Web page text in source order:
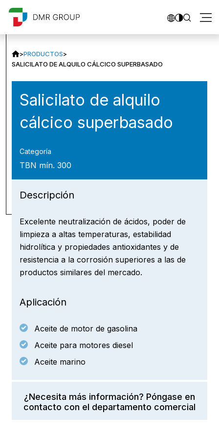
>PRODUCTOS>
SALICILATO DE ALQUILO CÁLCICO SUPERBASADO
Salicilato de alquilo
cálcico superbasado
Categoría
TBN mín. 300
Descripción
Excelente neutralización de ácidos, poder de
limpieza a altas temperaturas, estabilidad
hidrolítica y propiedades antioxidantes y de
resistencia a la corrosión superiores a las de
productos similares del mercado.
Aplicación
Aceite de motor de gasolina
Aceite para motores diesel
Aceite marino
¿Necesita más información? Póngase en
contacto con el departamento comercial